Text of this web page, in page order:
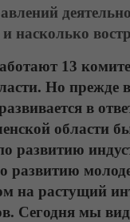
насколько
13
Но прежде
в
области
развитию
развитию
на растущий
Сегодня мы